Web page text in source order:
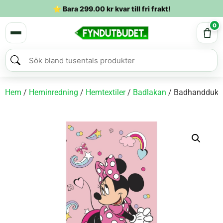
⭐ Bara299.00krkvar till fri frakt!
0
Hem / Heminredning / Hemtextiler/ Badlakan / Badhandduk